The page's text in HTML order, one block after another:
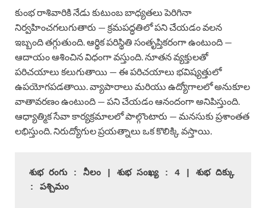
కుంభ రాశివారికి నేడు కుటుంబ బాధ్యతలు పెరిగినా
నిర్వహించగలుగుతారు — క్రమపద్ధతిలో పని చేయడం వలన
ఇబ్బంది తగ్గుతుంది. ఆర్థిక పరిస్థితి సంతృప్తికరంగా ఉంటుంది —
ఆదాయం ఆశించిన విధంగా వస్తుంది. నూతన వ్యక్తులతో
పరిచయాలు కలుగుతాయి — ఈ పరిచయాలు భవిష్యత్తులో
ఉపయోగపడతాయి. వ్యాపారాలు మరియు ఉద్యోగాలలో అనుకూల
వాతావరణం ఉంటుంది — పని చేయడం ఆనందంగా అనిపిస్తుంది.
ఆధ్యాత్మిక సేవా కార్యక్రమాలలో పాల్గొంటారు — మనసుకు ప్రశాంతత
లభిస్తుంది. నిరుద్యోగుల ప్రయత్నాలు ఒక కొలిక్కి వస్తాయి.
శుభ రంగు : నీలం | శుభ సంఖ్య : 4 | శుభ దిక్కు
: పశ్చిమం